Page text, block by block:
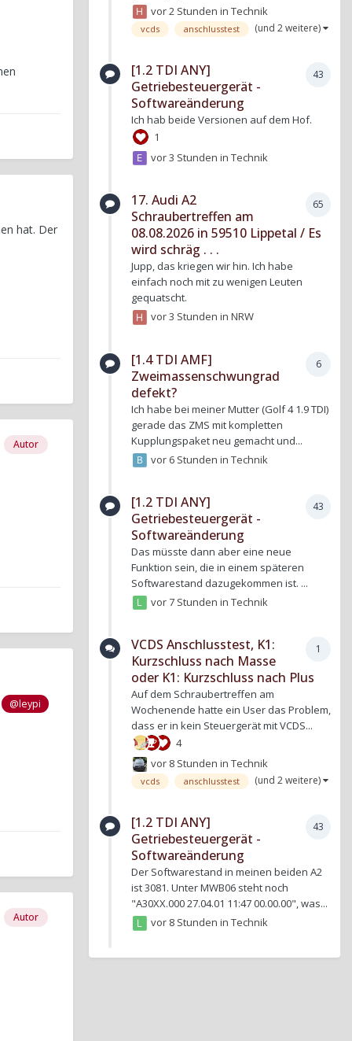
hat. Der
Autor
@leypi
Autor
vor 2 Stunden inTechnik
vcds anschlusstest (und 2 weitere)
43
[1.2 TDI ANY]
Getriebesteuergerät -
Softwareänderung
Ich hab beide Versionen auf dem Hof.
1
vor 3 Stunden inTechnik
65
17. Audi A2
Schraubertreffen am
08.08.2026 in 59510 Lippetal / Es
wird schräg . . .
Jupp, das kriegen wir hin. Ich habe
einfach noch mit zu wenigen Leuten
gequatscht.
vor 3 Stunden inNRW
6
[1.4 TDI AMF]
Zweimassenschwungrad
defekt?
Ich habe bei meiner Mutter (Golf 4 1.9 TDI)
gerade das ZMS mit kompletten
Kupplungspaket neu gemacht und...
vor 6 Stunden inTechnik
43
[1.2 TDI ANY]
Getriebesteuergerät -
Softwareänderung
Das müsste dann aber eine neue
Funktion sein, die in einem späteren
Softwarestand dazugekommen ist. ...
vor 7 Stunden inTechnik
1
VCDS Anschlusstest, K1:
Kurzschluss nach Masse
oder K1: Kurzschluss nach Plus
Auf dem Schraubertreffen am
Wochenende hatte ein User das Problem,
dass er in kein Steuergerät mit VCDS...
4
vor 8 Stunden inTechnik
vcds anschlusstest (und 2 weitere)
43
[1.2 TDI ANY]
Getriebesteuergerät -
Softwareänderung
Der Softwarestand in meinen beiden A2
ist 3081. Unter MWB06 steht noch
"A30XX.000 27.04.01 11:47 00.00.00", was...
vor 8 Stunden inTechnik